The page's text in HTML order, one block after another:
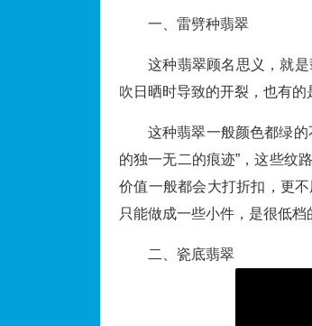
一、雷劈种翡翠
这种翡翠顾名思义，就
吹日晒时导致的开裂，也有的
这种翡翠一般颜色都绿
的独一无二的痕迹”，这些纹
价值一般都会大打折扣，更
只能做成一些小件，是很低
二、瓷底翡翠